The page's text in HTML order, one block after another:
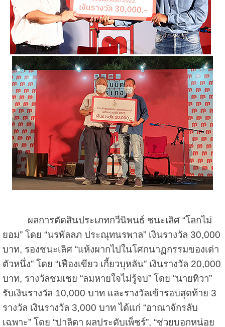
ผลการตัดสินประเภทกวีนิพนธ์ ชนะเลิศ “โลกไม่
ยอม” โดย “นรพัลลภ ประณุทนรพาล” เงินรางวัล 30,000
บาท, รองชนะเลิศ “แห้งผากไปในโศกนาฏกรรมของเต่า
ตัวหนึ่ง” โดย “เฟืองเขียว เกี้ยวบุหลัน” เงินรางวัล 20,000
บาท, รางวัลชมเชย “ลมหายใจไม่รู้จบ” โดย “นายทิวา”
รับเงินรางวัล 10,000 บาท และรางวัลเข้ารอบสุดท้าย 3
รางวัล เงินรางวัล 3,000 บาท ได้แก่ “อาณาจักรลับ
เฉพาะ” โดย “ปาลิตา ผลประดับเพ็ชร์”, “ช่วยบอกหน่อย